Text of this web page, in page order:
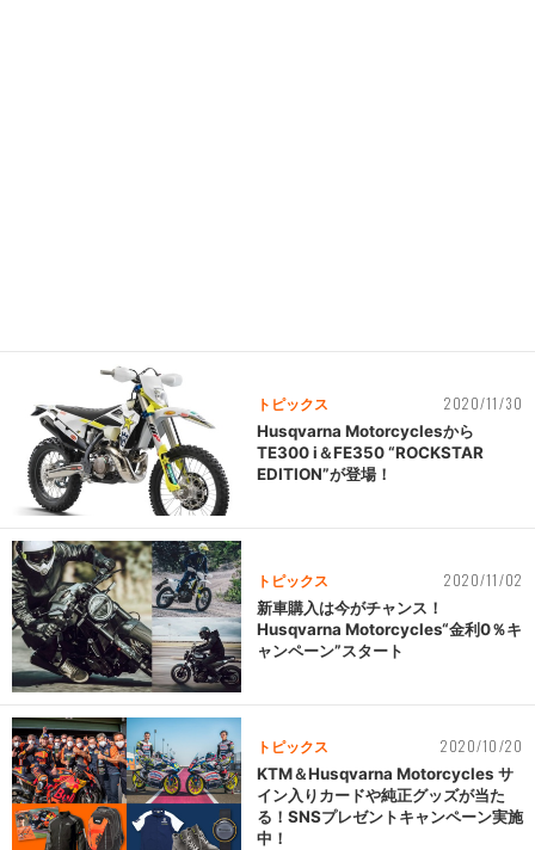
トピックス 2020/11/30
Husqvarna Motorcyclesから
TE300 i＆FE350 “ROCKSTAR
EDITION”が登場！
トピックス 2020/11/02
新車購入は今がチャンス！
Husqvarna Motorcycles“金利0％キ
ャンペーン”スタート
トピックス 2020/10/20
KTM＆Husqvarna Motorcycles サ
イン入りカードや純正グッズが当た
る！SNSプレゼントキャンペーン実施
中！